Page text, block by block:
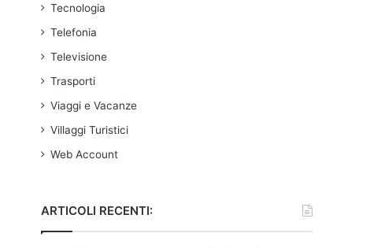
Tecnologia
Telefonia
Televisione
Trasporti
Viaggi e Vacanze
Villaggi Turistici
Web Account
ARTICOLI RECENTI: